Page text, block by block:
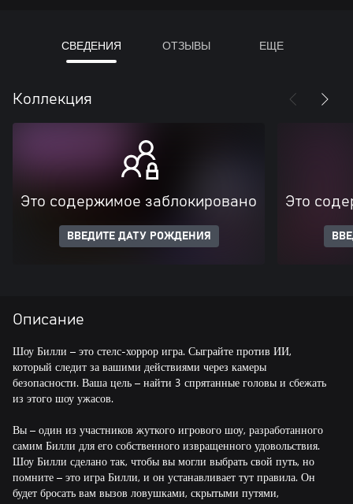
СВЕДЕНИЯ ОТЗЫВЫ ЕЩЕ
Коллекция
Это содержимое заблокировано
ВВЕДИТЕ ДАТУ РОЖДЕНИЯ
Это
Описание
Шоу Билли – это стелс-хоррор игра. Сыграйте против ИИ,
который следит за вашими действиями через камеры
безопасности. Ваша цель – найти 3 спрятанные головы и сбежать
из этого шоу ужасов.
Вы – один из участников жуткого игрового шоу, разработанного
самим Билли для его собственного извращенного удовольствия.
Шоу Билли сделано так, чтобы вы могли выбрать свой путь, но
помните – это игра Билли, и он устанавливает тут правила. Он
будет бросать вам вызов ловушками, скрытыми путями,